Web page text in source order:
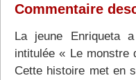
Commentaire
La jeune Enriqueta
intitulée « Le monstre
Cette histoire met en